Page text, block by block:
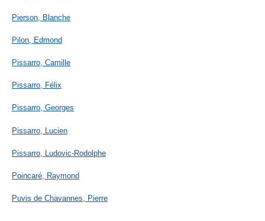
Pierson, Blanche
Pilon, Edmond
Pissarro, Camille
Pissarro, Félix
Pissarro, Georges
Pissarro, Lucien
Pissarro, Ludovic-Rodolphe
Poincaré, Raymond
Puvis de Chavannes, Pierre